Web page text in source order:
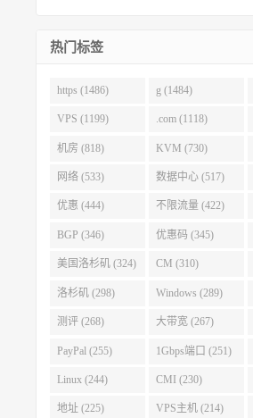
热门标签
https (1486) g (1484)
VPS (1199) .com (1118)
机房 (818) KVM (730)
网络 (533) 数据中心 (517)
优惠 (444) 不限流量 (422)
BGP (346) 优惠码 (345)
美国洛杉矶 (324) CM (310)
洛杉矶 (298) Windows (289)
测评 (268) 大带宽 (267)
PayPal (255) 1Gbps端口 (251)
Linux (244) CMI (230)
地址 (225) VPS主机 (214)